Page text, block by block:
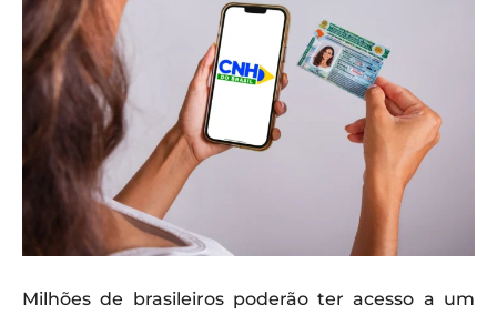
Milhões de brasileiros poderão ter acesso a um